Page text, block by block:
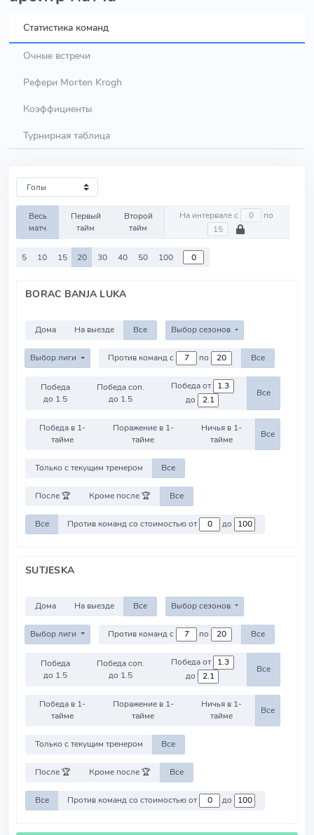
Статистика команд
Очные встречи
Рефери Morten Krogh
Коэффициенты
Турнирная таблица
Весь
матч
Первый
тайм
Второй
тайм
На интервале с по
5 10 15 20 30 40 50 100
BORAC BANJA LUKA
Дома На выезде Все Выбор сезонов
Выбор лиги Против команд с по Все
Победа
до 1.5
Победа соп.
до 1.5
Победа от
до
Все
Победа в 1-
тайме
Поражение в 1-
тайме
Ничья в 1-
тайме
Все
Только с текущим тренером Все
После 🏆 Кроме после 🏆 Все
Все Против команд со стоимостью от до
SUTJESKA
Дома На выезде Все Выбор сезонов
Выбор лиги Против команд с по Все
Победа
до 1.5
Победа соп.
до 1.5
Победа от
до
Все
Победа в 1-
тайме
Поражение в 1-
тайме
Ничья в 1-
тайме
Все
Только с текущим тренером Все
После 🏆 Кроме после 🏆 Все
Все Против команд со стоимостью от до